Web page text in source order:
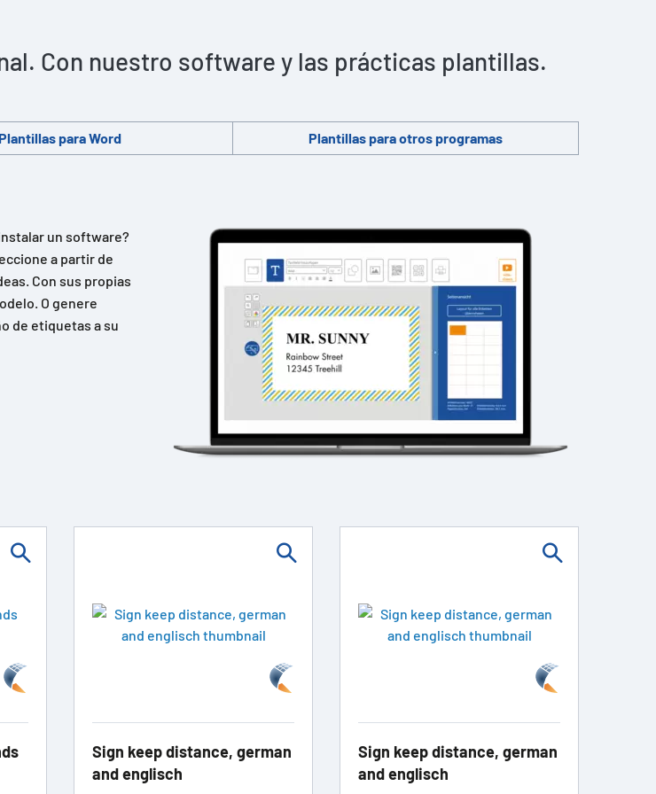
Con nuestro software y las prácticas plantillas.
para Word Plantillas para otros programas
un software?
a partir de
Con sus propias
O genere
de etiquetas a su
Sign keep distance, german
and englisch
Sign keep distance, german
and englisch